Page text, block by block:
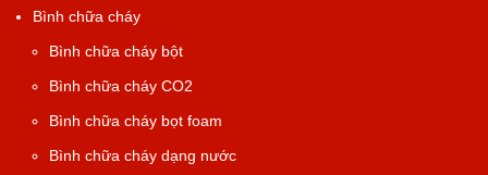
Bình chữa cháy
Bình chữa cháy bột
Bình chữa cháy CO2
Bình chữa cháy bọt foam
Bình chữa cháy dạng nước